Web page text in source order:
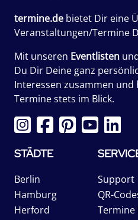
termine.de bietet Dir eine
Veranstaltungen/Termine
Mit unseren Eventlisten
Du Dir Deine ganz
Interessen zusammen und
Termine stets im Blick.
STÄDTE
Berlin
Hamburg
Herford
Support
QR-
Termine